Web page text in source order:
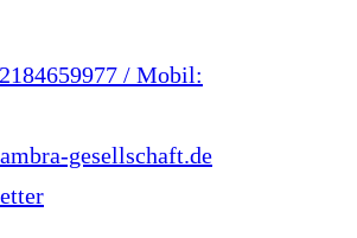
/ Mobil:
gesellschaft.de